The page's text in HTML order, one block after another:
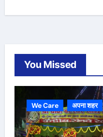
You Missed
We Care अपना शहर